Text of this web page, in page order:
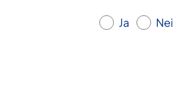
Ja Nei